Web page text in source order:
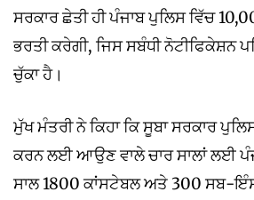
ਸਰਕਾਰ ਛੇਤੀ ਹੀ ਪੰਜਾਬ ਪੁਲਿਸ ਵਿੱਚ
ਭਰਤੀ ਕਰੇਗੀ, ਜਿਸ ਸਬੰਧੀ ਨੋਟੀਫਿਕੇਸ਼ਨ
ਚੁੱਕਾ ਹੈ।
ਮੁੱਖ ਮੰਤਰੀ ਨੇ ਕਿਹਾ ਕਿ ਸੂਬਾ ਸਰਕਾਰ
ਕਰਨ ਲਈ ਆਉਣ ਵਾਲੇ ਚਾਰ ਸਾਲਾਂ ਲਈ
ਸਾਲ 1800 ਕਾਂਸਟੇਬਲ ਅਤੇ 300 ਸਬ-